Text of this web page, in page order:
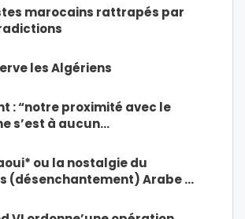
marocains rattrapés par
les Algériens
: “notre proximité avec le
s’est à aucun…
ou la nostalgie du
(désenchantement) Arabe …